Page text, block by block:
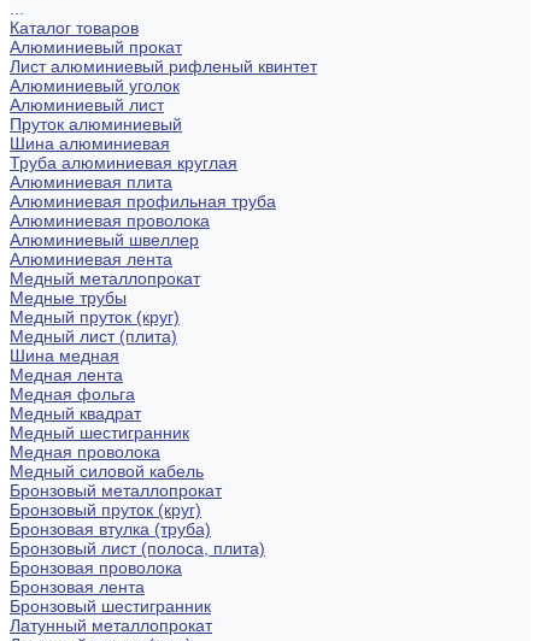
Каталог товаров
Алюминиевый прокат
Лист алюминиевый рифленый квинтет
Алюминиевый уголок
Алюминиевый лист
Пруток алюминиевый
Шина алюминиевая
Труба алюминиевая круглая
Алюминиевая плита
Алюминиевая профильная труба
Алюминиевая проволока
Алюминиевый швеллер
Алюминиевая лента
Медный металлопрокат
Медные трубы
Медный пруток (круг)
Медный лист (плита)
Шина медная
Медная лента
Медная фольга
Медный квадрат
Медный шестигранник
Медная проволока
Медный силовой кабель
Бронзовый металлопрокат
Бронзовый пруток (круг)
Бронзовая втулка (труба)
Бронзовый лист (полоса, плита)
Бронзовая проволока
Бронзовая лента
Бронзовый шестигранник
Латунный металлопрокат